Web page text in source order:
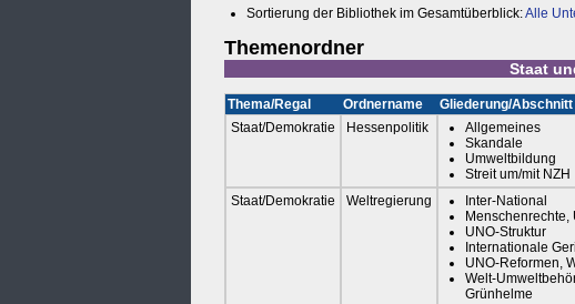
Sortierung der Bibliothek im Gesamtüberblick:Alle
Themenordner
Staat
Thema/Regal Ordnername Gliederung/Abschnitt
Staat/Demokratie
Hessenpolitik
Allgemeines
Skandale
Umweltbildung
Streit um/mit NZH
Staat/Demokratie Weltregierung
Inter-National
Menschenrechte,
UNO-Struktur
Internationale
UNO-Reformen,
Welt-
Grünhelme